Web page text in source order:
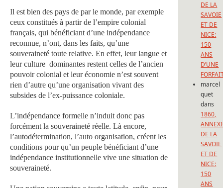
Il est bien des pays de par le monde, par exemple
ceux constitués à partir de l’empire colonial
français, qui bénéficiant d’une indépendance
reconnue, n’ont, dans les faits, qu’une
souveraineté toute relative. En effet, leur langue et
leur culture dominantes restent celles de l’ancien
pouvoir colonial et leur économie n’est souvent
rien d’autre qu’une organisation vivant des
subsides de l’ex-puissance coloniale.
L’indépendance formelle n’induit donc pas
forcément la souveraineté réelle. Là encore,
l’autodétermination, l’auto organisation, créent les
conditions pour qu’un peuple bénéficiant d’une
indépendance institutionnelle vive une situation de
souveraineté.
DE LA
SAVOIE
ET DE
NICE:
150
ANS
D’UNE
marcel
quet
dans
1860,
DE LA
SAVOIE
ET DE
NICE:
150
ANS